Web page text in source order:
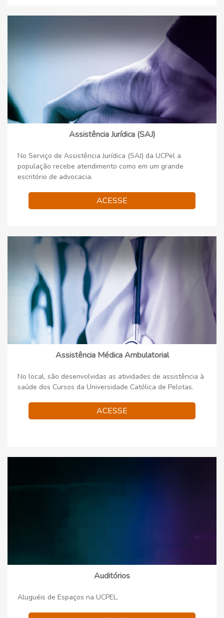
Assistência Jurídica (SAJ)
No Serviço de Assistência Jurídica (SAJ) da UCPel a
população recebe atendimento como em um grande
escritório de advocacia.
ACESSE
Assistência Médica Ambulatorial
No local, são desenvolvidas as atividades de assistência à
saúde dos Cursos da Universidade Católica de Pelotas.
ACESSE
Auditórios
Aluguéis de Espaços na UCPEL.